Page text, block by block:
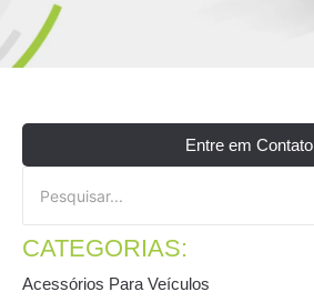
Entre em Contato
CATEGORIAS:
Acessórios Para Veículos